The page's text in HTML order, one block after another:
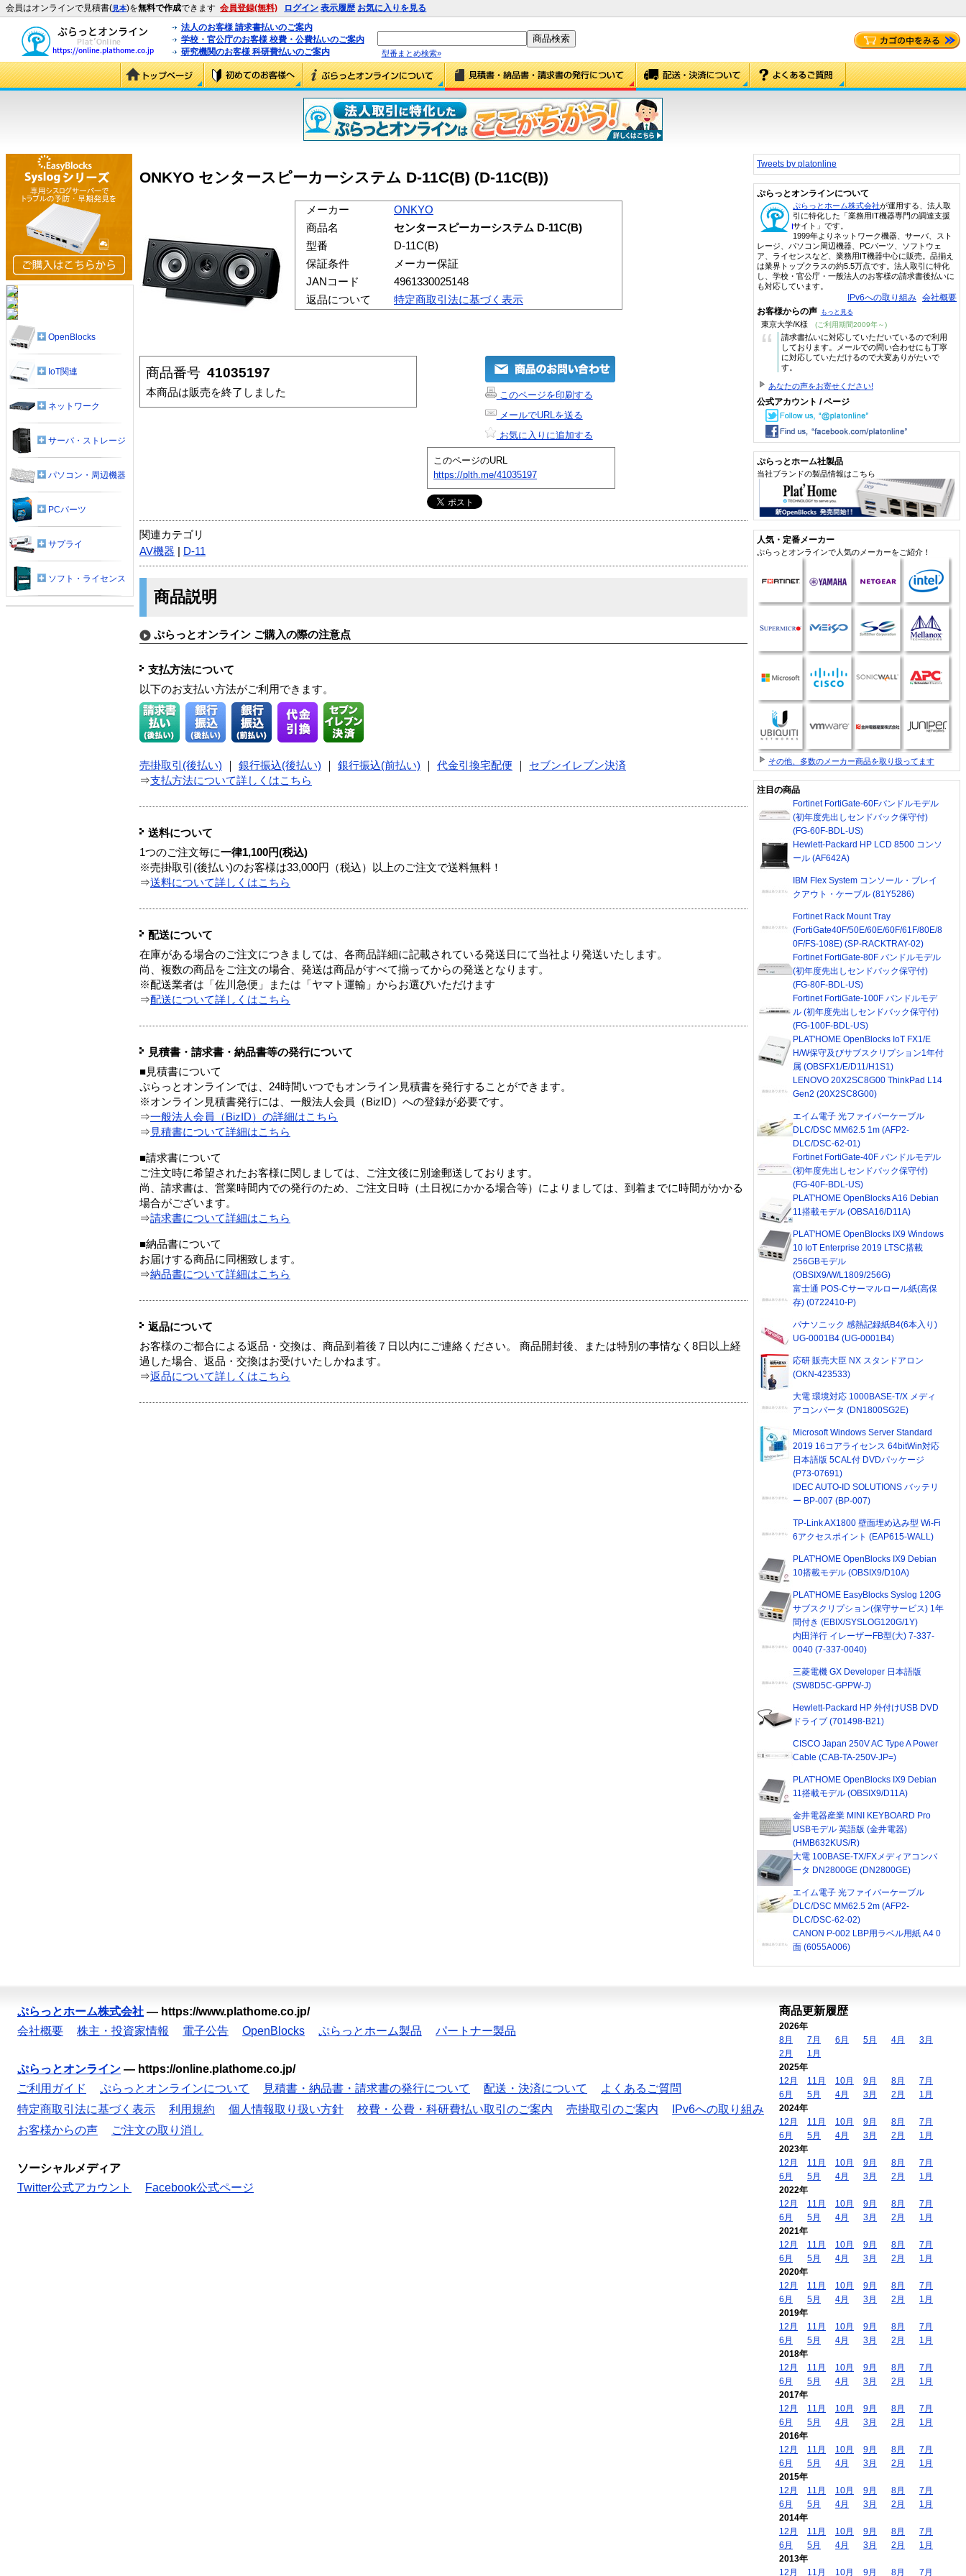
会員はオンラインで見積書(見本)を無料で作成できます 会員登録(無料) ログイン 表示履歴 お気に入りを見る
法人のお客様 請求書払いのご案内
学校・官公庁のお客様 校費・公費払いのご案内
研究機関のお客様 科研費払いのご案内
型番まとめ検索»
ONKYO センタースピーカーシステム D-11C(B) (D-11C(B))
メーカー
ONKYO
商品名
センタースピーカーシステム D-11C(B)
型番
D-11C(B)
保証条件
メーカー保証
JANコード
4961330025148
返品について
特定商取引法に基づく表示
商品番号 41035197
本商品は販売を終了しました
このページを印刷する
メールでURLを送る
お気に入りに追加する
このページのURL
https://plth.me/41035197
関連カテゴリ
AV機器
D-11
商品説明
ぷらっとオンライン ご購入の際の注意点
支払方法について
以下のお支払い方法がご利用できます。
売掛取引(後払い) 銀行振込(後払い) 銀行振込(前払い) 代金引換宅配便
セブンイレブン決済
⇒支払方法について詳しくはこちら
送料について
1つのご注文毎に一律1,100円(税込)
※売掛取引(後払い)のお客様は33,000円（税込）以上のご注文で送料無料！
⇒送料について詳しくはこちら
配送について
在庫がある場合のご注文につきましては、各商品詳細に記載されている発送日にて当社より発送いたします。
尚、複数の商品をご注文の場合、発送は商品がすべて揃ってからの発送となります。
※配送業者は「佐川急便」または「ヤマト運輸」からお選びいただけます
⇒配送について詳しくはこちら
見積書・請求書・納品書等の発行について
■見積書について
ぷらっとオンラインでは、24時間いつでもオンライン見積書を発行することができます。
※オンライン見積書発行には、一般法人会員（BizID）への登録が必要です。
⇒一般法人会員（BizID）の詳細はこちら
⇒ 見積書について詳細はこちら
■請求書について
ご注文時に希望されたお客様に関しましては、ご注文後に別途郵送しております。
尚、請求書は、営業時間内での発行のため、ご注文日時（土日祝にかかる場合等）によりましては、到着までに時間がかかる
場合がございます。
⇒請求書について詳細はこちら
■納品書について
お届けする商品に同梱致します。
⇒納品書について詳細はこちら
返品について
お客様のご都合による返品・交換は、商品到着後７日以内にご連絡ください。 商品開封後、または特別の事情なく8日以上経
過した場合、返品・交換はお受けいたしかねます。
⇒返品について詳しくはこちら
OpenBlocks
IoT関連
ネットワーク
サーバ・ストレージ
パソコン・周辺機器
PCパーツ
サプライ
ソフト・ライセンス
Tweets by platonline
ぷらっとオンラインについて
ぷらっとホーム株式会社が運用する、法人取
引に特化した「業務用IT機器専門の調達支援
サイト」です。
1999年よりネットワーク機器、サーバ、スト
レージ、パソコン周辺機器、PCパーツ、ソフトウェ
ア、ライセンスなど、業務用IT機器中心に販売。品揃え
は業界トップクラスの約5.5万点です。法人取引に特化
し、学校・官公庁・一般法人のお客様の請求書後払いに
も対応しています。
IPv6への取り組み 会社概要
お客様からの声 もっと見る
東京大学/K様 (ご利用期間2009年～)
“
請求書払いに対応していただいているので利用
しております。メールでの問い合わせにも丁寧
に対応していただけるので大変ありがたいで
す。
あなたの声をお寄せください!
公式アカウント / ページ
ぷらっとホーム社製品
当社ブランドの製品情報はこちら
人気・定番メーカー
ぷらっとオンラインで人気のメーカーをご紹介！
その他、多数のメーカー商品を取り扱ってます
注目の商品
Fortinet FortiGate-60Fバンドルモデル
(初年度先出しセンドバック保守付)
(FG-60F-BDL-US)
Hewlett-Packard HP LCD 8500 コンソ
ール (AF642A)
IBM Flex System コンソール・ブレイ
クアウト・ケーブル (81Y5286)
Fortinet Rack Mount Tray
(FortiGate40F/50E/60E/60F/61F/80E/8
0F/FS-108E) (SP-RACKTRAY-02)
Fortinet FortiGate-80F バンドルモデル
(初年度先出しセンドバック保守付)
(FG-80F-BDL-US)
Fortinet FortiGate-100F バンドルモデ
ル (初年度先出しセンドバック保守付)
(FG-100F-BDL-US)
PLAT'HOME OpenBlocks IoT FX1/E
H/W保守及びサブスクリプション1年付
属 (OBSFX1/E/D11/H1S1)
LENOVO 20X2SC8G00 ThinkPad L14
Gen2 (20X2SC8G00)
エイム電子 光ファイバーケーブル
DLC/DSC MM62.5 1m (AFP2-
DLC/DSC-62-01)
Fortinet FortiGate-40F バンドルモデル
(初年度先出しセンドバック保守付)
(FG-40F-BDL-US)
PLAT'HOME OpenBlocks A16 Debian
11搭載モデル (OBSA16/D11A)
PLAT'HOME OpenBlocks IX9 Windows
10 IoT Enterprise 2019 LTSC搭載
256GBモデル
(OBSIX9/W/L1809/256G)
富士通 POS-Cサーマルロール紙(高保
存) (0722410-P)
パナソニック 感熱記録紙B4(6本入り)
UG-0001B4 (UG-0001B4)
応研 販売大臣 NX スタンドアロン
(OKN-423533)
大電 環境対応 1000BASE-T/X メディ
アコンバータ (DN1800SG2E)
Microsoft Windows Server Standard
2019 16コアライセンス 64bitWin対応
日本語版 5CAL付 DVDパッケージ
(P73-07691)
IDEC AUTO-ID SOLUTIONS バッテリ
ー BP-007 (BP-007)
TP-Link AX1800 壁面埋め込み型 Wi-Fi
6アクセスポイント (EAP615-WALL)
PLAT'HOME OpenBlocks IX9 Debian
10搭載モデル (OBSIX9/D10A)
PLAT'HOME EasyBlocks Syslog 120G
サブスクリプション(保守サービス) 1年
間付き (EBIX/SYSLOG120G/1Y)
内田洋行 イレーザーFB型(大) 7-337-
0040 (7-337-0040)
三菱電機 GX Developer 日本語版
(SW8D5C-GPPW-J)
Hewlett-Packard HP 外付けUSB DVD
ドライブ (701498-B21)
CISCO Japan 250V AC Type A Power
Cable (CAB-TA-250V-JP=)
PLAT'HOME OpenBlocks IX9 Debian
11搭載モデル (OBSIX9/D11A)
金井電器産業 MINI KEYBOARD Pro
USBモデル 英語版 (金井電器)
(HMB632KUS/R)
大電 100BASE-TX/FXメディアコンバ
ータ DN2800GE (DN2800GE)
エイム電子 光ファイバーケーブル
DLC/DSC MM62.5 2m (AFP2-
DLC/DSC-62-02)
CANON P-002 LBP用ラベル用紙 A4 0
面 (6055A006)
ぷらっとホーム株式会社 — https://www.plathome.co.jp/
会社概要
株主・投資家情報 電子公告 OpenBlocks ぷらっとホーム製品 パートナー製品
ぷらっとオンライン — https://online.plathome.co.jp/
ご利用ガイド
ぷらっとオンラインについて 見積書・納品書・請求書の発行について 配送・決済について
よくあるご質問
特定商取引法に基づく表示
利用規約 個人情報取り扱い方針 校費・公費・科研費払い取引のご案内 売掛取引のご案内
IPv6への取り組み
お客様からの声
ご注文の取り消し
ソーシャルメディア
Twitter公式アカウント
Facebook公式ページ
商品更新履歴
2026年
8月
7月 6月 5月 4月
3月
2月
1月
2025年
12月
11月 10月 9月 8月
7月
6月
5月 4月 3月 2月
1月
2024年
12月
11月 10月 9月 8月
7月
6月
5月 4月 3月 2月
1月
2023年
12月
11月 10月 9月 8月
7月
6月
5月 4月 3月 2月
1月
2022年
12月
11月 10月 9月 8月
7月
6月
5月 4月 3月 2月
1月
2021年
12月
11月 10月 9月 8月
7月
6月
5月 4月 3月 2月
1月
2020年
12月
11月 10月 9月 8月
7月
6月
5月 4月 3月 2月
1月
2019年
12月
11月 10月 9月 8月
7月
6月
5月 4月 3月 2月
1月
2018年
12月
11月 10月 9月 8月
7月
6月
5月 4月 3月 2月
1月
2017年
12月
11月 10月 9月 8月
7月
6月
5月 4月 3月 2月
1月
2016年
12月
11月 10月 9月 8月
7月
6月
5月 4月 3月 2月
1月
2015年
12月
11月 10月 9月 8月
7月
6月
5月 4月 3月 2月
1月
2014年
12月
11月 10月 9月 8月
7月
6月
5月 4月 3月 2月
1月
2013年
12月
11月 10月 9月 8月 7月